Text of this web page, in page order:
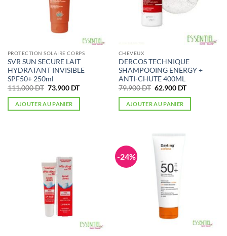
PROTECTION SOLAIRE CORPS
SVR SUN SECURE LAIT
HYDRATANT INVISIBLE
SPF50+ 250ml
111.000DT Le
initial
était :
73.900 DTLe
actuel
AJOUTER AU PANIER
CHEVEUX
DERCOS TECHNIQUE
SHAMPOOING ENERGY +
ANTI-CHUTE 400ML
79.900DT Le
initial
était :
62.900 DTLe
actuel
AJOUTER AU PANIER
-24%